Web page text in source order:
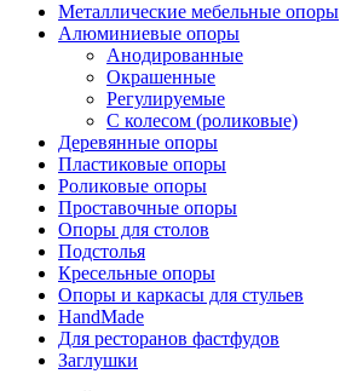
Металлические мебельные опоры
Алюминиевые опоры
Анодированные
Окрашенные
Регулируемые
С колесом (роликовые)
Деревянные опоры
Пластиковые опоры
Роликовые опоры
Проставочные опоры
Опоры для столов
Подстолья
Кресельные опоры
Опоры и каркасы для стульев
HandMade
Для ресторанов фастфудов
Заглушки